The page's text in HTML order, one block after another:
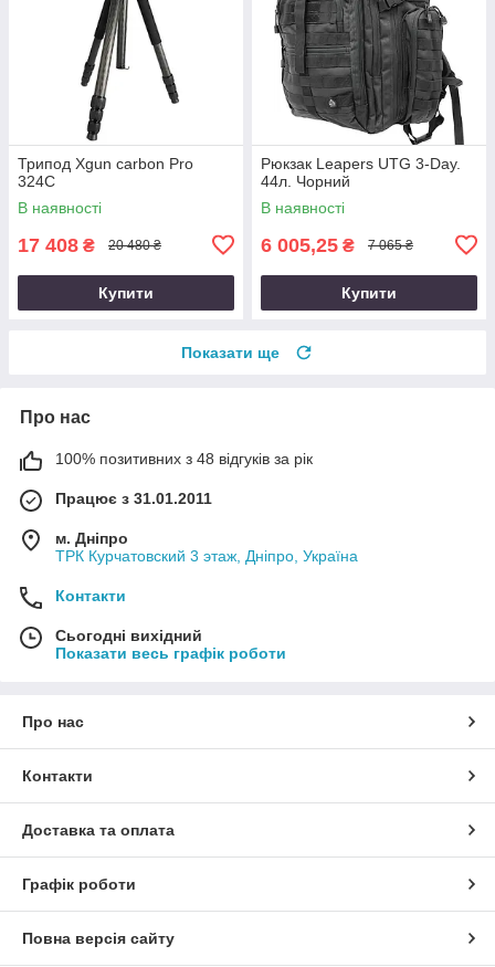
Трипод Xgun carbon Рro
324C
В наявності
17 408 ₴ 20 480 ₴
Купити
Рюкзак Leapers UTG 3-Day.
44л. Чорний
В наявності
6 005,25 ₴ 7 065 ₴
Купити
Показати ще
Про нас
100% позитивних з 48 відгуків за рік
Працює з 31.01.2011
м. Дніпро
ТРК Курчатовский 3 этаж, Дніпро, Україна
Контакти
Сьогодні вихідний
Показати весь графік роботи
Про нас
Контакти
Доставка та оплата
Графік роботи
Повна версія сайту